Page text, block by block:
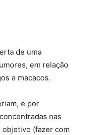
de uma
em relação
e macacos.
e por
nas
(fazer com